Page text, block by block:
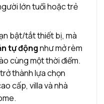
lớn tuổi hoặc trẻ
bật/tắt thiết bị, mà
tự độngnhư mở rèm
cùng một thời điểm.
thành lựa chọn
cấp, villa và nhà